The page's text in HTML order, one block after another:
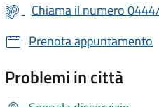
Chiama il numero
Prenota appuntamento
Problemi in città